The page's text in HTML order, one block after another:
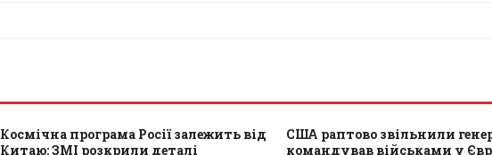
Космічна програма Росії залежить від
Китаю: ЗМІ розкрили деталі
США раптово звільнили
командував військами у